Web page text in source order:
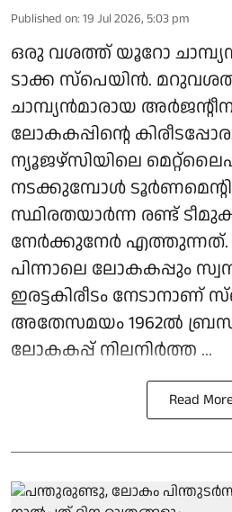
Published on: 19 Jul 2026, 5:03 pm
ഒരു വശത്ത് യൂറോ
ടാക്ക സ്പെയിൻ.
ചാമ്പ്യൻമാരായ
ലോകകപ്പിന്റെ
ന്യൂജഴ്‌സിയിലെ
നടക്കുമ്പോൾ
സ്ഥിരതയാർന്ന രണ്ട്
നേർക്കുനേർ എത്തുന്നത്.
പിന്നാലെ ലോകകപ്പും
ഇരട്ടകിരീടം നേടാനാണ്
അതേസമയം 1962ൽ
ലോകകപ്പ് നിലനിർത്ത ...
Read